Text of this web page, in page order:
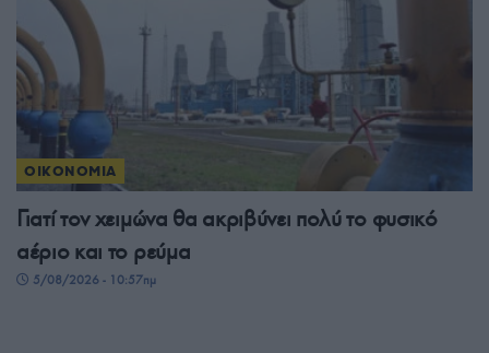
ΟΙΚΟΝΟΜΙΑ
Γιατί τον χειμώνα θα ακριβύνει πολύ το φυσικό
αέριο και το ρεύμα
5/08/2026 - 10:57πμ